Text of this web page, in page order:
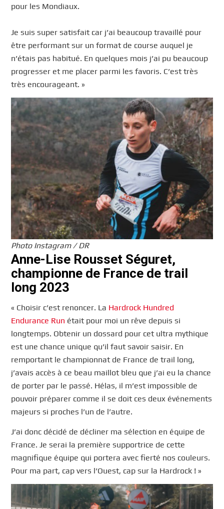
pour les Mondiaux.
Je suis super satisfait car j’ai beaucoup travaillé pour
être performant sur un format de course auquel je
n’étais pas habitué. En quelques mois j’ai pu beaucoup
progresser et me placer parmi les favoris. C’est très
très encourageant. »
Photo Instagram / DR
Anne-Lise Rousset Séguret,
championne de France de trail
long 2023
« Choisir c’est renoncer. La Hardrock Hundred
Endurance Run était pour moi un rêve depuis si
longtemps. Obtenir un dossard pour cet ultra mythique
est une chance unique qu’il faut savoir saisir. En
remportant le championnat de France de trail long,
j’avais accès à ce beau maillot bleu que j’ai eu la chance
de porter par le passé. Hélas, il m’est impossible de
pouvoir préparer comme il se doit ces deux événements
majeurs si proches l’un de l’autre.
J’ai donc décidé de décliner ma sélection en équipe de
France. Je serai la première supportrice de cette
magnifique équipe qui portera avec fierté nos couleurs.
Pour ma part, cap vers l’Ouest, cap sur la Hardrock ! »